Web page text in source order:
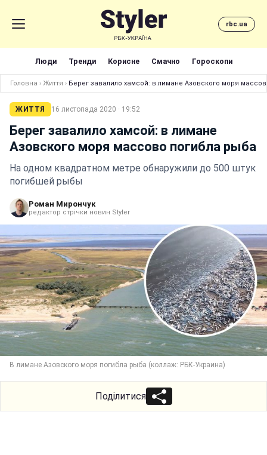
rbc.ua
Люди Тренди Корисне Смачно Гороскопи
Головна › Життя › Берег завалило хамсой: в лимане Азовского моря
ЖИТТЯ 16 листопада 2020 · 19:52
Берег завалило хамсой: в лимане
Азовского моря массово погибла рыба
На одном квадратном метре обнаружили до 500 штук
погибшей рыбы
Роман Мирончук
редактор стрічки новин Styler
В лимане Азовского моря погибла рыба (коллаж: РБК-Украина)
Поділитися